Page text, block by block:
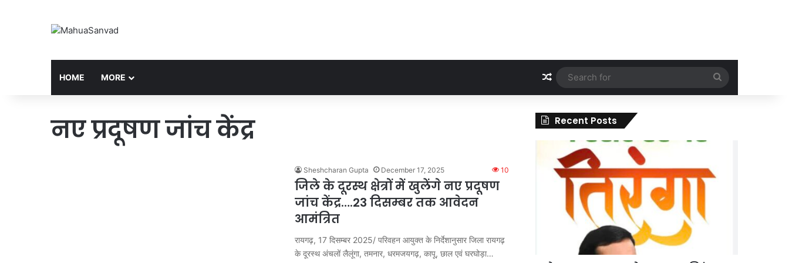
HOME MORE Random Article
for
नए प्रदूषण जांच केंद्र
Sheshcharan Gupta December 17, 2025 10
जिले के दूरस्थ क्षेत्रों में खुलेंगे नए प्रदूषण
जांच केंद्र….23 दिसम्बर तक आवेदन
आमंत्रित
रायगढ़, 17 दिसम्बर 2025/ परिवहन आयुक्त के निर्देशानुसार जिला रायगढ़
के दूरस्थ अंचलों लैलूंगा, तमनार, धरमजयगढ़, कापू, छाल एवं घरघोड़ा…
Recent Posts